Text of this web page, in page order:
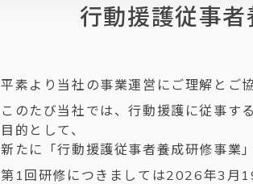
行動援護従事
平素より当社の事業運営にご理解とご
このたび当社では、行動援護に従事す
目的として、
新たに「行動援護従事者養成研修事業
第1回研修につきましては2026年3月